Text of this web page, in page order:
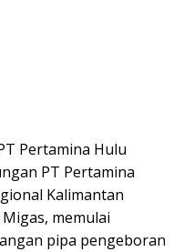
Pertamina Hulu
PT Pertamina
Kalimantan
memulai
pipa pengeboran